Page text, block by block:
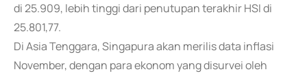
di 25.909, lebih tinggi dari penutupan terakhir HSI di
25.801,77.
Di Asia Tenggara, Singapura akan merilis data inflasi
November, dengan para ekonom yang disurvei oleh